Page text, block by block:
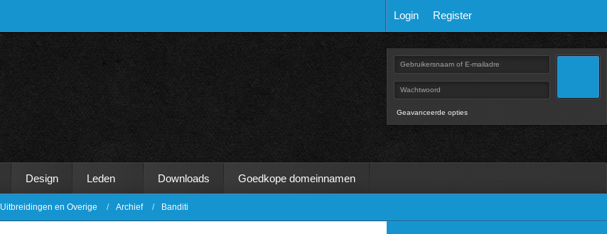
Login Register
Geavanceerde opties
Design Leden Downloads Goedkope domeinnamen
Uitbreidingen en Overige Archief Banditi